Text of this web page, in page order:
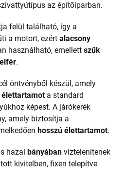
az építőiparban.
felül található, így a
a motort, ezértalacsony
használható, emellettszűk
.
öntvényből készül, amely
élettartamot a standard
képest. A járókerék
amely biztosítja a
hosszú élettartamot.
hazai bányában víztelenítenek
kivitelben, fixen telepítve